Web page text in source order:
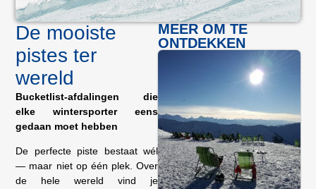
De mooiste
pistes ter
wereld
Bucketlist-afdalingen die
elke wintersporter eens
gedaan moet hebben
De perfecte piste bestaat wél
— maar niet op één plek. Over
de hele wereld vind je
MEER OM TE
ONTDEKKEN